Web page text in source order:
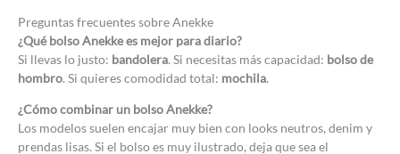
Preguntas frecuentes sobre Anekke
¿Qué bolso Anekke es mejor para diario?
Si llevas lo justo: bandolera. Si necesitas más capacidad: bolso de
hombro. Si quieres comodidad total: mochila.
¿Cómo combinar un bolso Anekke?
Los modelos suelen encajar muy bien con looks neutros, denim y
prendas lisas. Si el bolso es muy ilustrado, deja que sea el